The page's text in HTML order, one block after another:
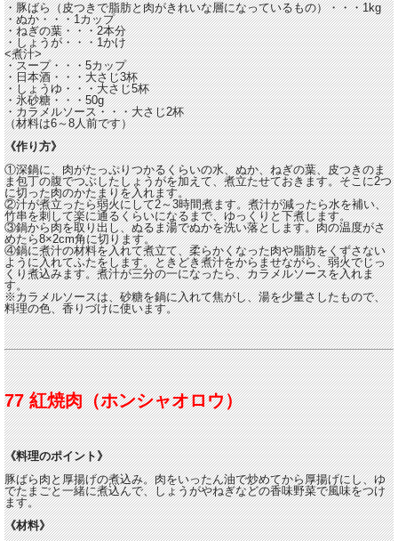
・豚ばら（皮つきで脂肪と肉がきれいな層になっているもの）・・・1kg
・ぬか・・・1カップ
・ねぎの葉・・・2本分
・しょうが・・・1かけ
<煮汁>
・スープ・・・5カップ
・日本酒・・・大さじ3杯
・しょうゆ・・・大さじ5杯
・氷砂糖・・・50g
・カラメルソース・・・大さじ2杯
（材料は6～8人前です）
《作り方》
①深鍋に、肉がたっぷりつかるくらいの水、ぬか、ねぎの葉、皮つきのま
ま包丁の腹でつぶしたしょうがを加えて、煮立たせておきます。そこに2つ
に切った肉のかたまりを入れます。
②汁が煮立ったら弱火にして2～3時間煮ます。煮汁が減ったら水を補い、
竹串を刺して楽に通るくらいになるまで、ゆっくりと下煮します。
③鍋から肉を取り出し、ぬるま湯でぬかを洗い落とします。肉の温度がさ
めたら8×2cm角に切ります。
④鍋に煮汁の材料を入れて煮立て、柔らかくなった肉や脂肪をくずさない
ように入れてふたをします。ときどき煮汁をからませながら、弱火でじっ
くり煮込みます。煮汁が三分の一になったら、カラメルソースを入れま
す。
※カラメルソースは、砂糖を鍋に入れて焦がし、湯を少量さしたもので、
料理の色、香りづけに使います。
77 紅焼肉（ホンシャオロウ）
《料理のポイント》
豚ばら肉と厚揚げの煮込み。肉をいったん油で炒めてから厚揚げにし、ゆ
でたまごと一緒に煮込んで、しょうがやねぎなどの香味野菜で風味をつけ
ます。
《材料》